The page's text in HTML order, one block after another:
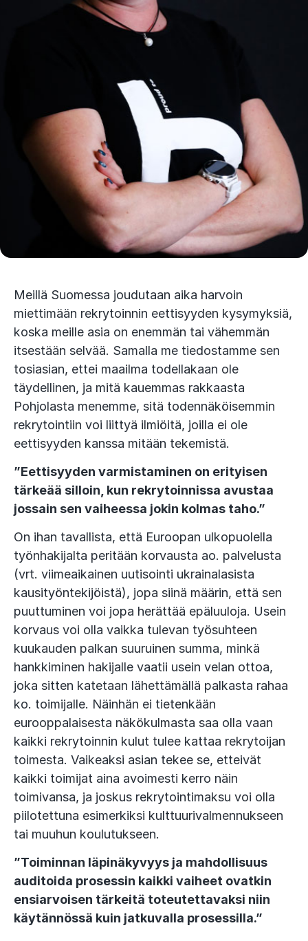
Meillä Suomessa joudutaan aika harvoin
miettimään rekrytoinnin eettisyyden kysymyksiä,
koska meille asia on enemmän tai vähemmän
itsestään selvää. Samalla me tiedostamme sen
tosiasian, ettei maailma todellakaan ole
täydellinen, ja mitä kauemmas rakkaasta
Pohjolasta menemme, sitä todennäköisemmin
rekrytointiin voi liittyä ilmiöitä, joilla ei ole
eettisyyden kanssa mitään tekemistä.
”Eettisyyden varmistaminen on erityisen
tärkeää silloin, kun rekrytoinnissa avustaa
jossain sen vaiheessa jokin kolmas taho.”
On ihan tavallista, että Euroopan ulkopuolella
työnhakijalta peritään korvausta ao. palvelusta
(vrt. viimeaikainen uutisointi ukrainalasista
kausityöntekijöistä), jopa siinä määrin, että sen
puuttuminen voi jopa herättää epäluuloja. Usein
korvaus voi olla vaikka tulevan työsuhteen
kuukauden palkan suuruinen summa, minkä
hankkiminen hakijalle vaatii usein velan ottoa,
joka sitten katetaan lähettämällä palkasta rahaa
ko. toimijalle. Näinhän ei tietenkään
eurooppalaisesta näkökulmasta saa olla vaan
kaikki rekrytoinnin kulut tulee kattaa rekrytoijan
toimesta. Vaikeaksi asian tekee se, etteivät
kaikki toimijat aina avoimesti kerro näin
toimivansa, ja joskus rekrytointimaksu voi olla
piilotettuna esimerkiksi kulttuurivalmennukseen
tai muuhun koulutukseen.
”Toiminnan läpinäkyvyys ja mahdollisuus
auditoida prosessin kaikki vaiheet ovatkin
ensiarvoisen tärkeitä toteutettavaksi niin
käytännössä kuin jatkuvalla prosessilla.”